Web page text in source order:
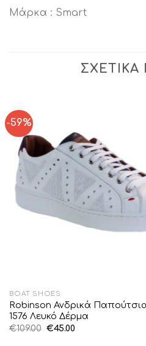
Μάρκα : Smart
-59%
BOAT SHOES
Robinson Ανδρικά
1576 Λευκό Δέρμα
€109.00 Original
€45.00